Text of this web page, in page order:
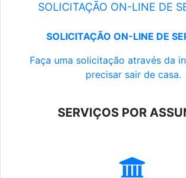
SOLICITAÇÃO ON-LINE DE
SOLICITAÇÃO ON-LINE DE
Faça uma solicitação através da
precisar sair de casa.
SERVIÇOS POR